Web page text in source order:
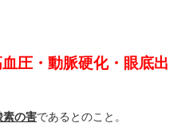
圧・動脈硬化・眼底出
素の害であるとのこと。